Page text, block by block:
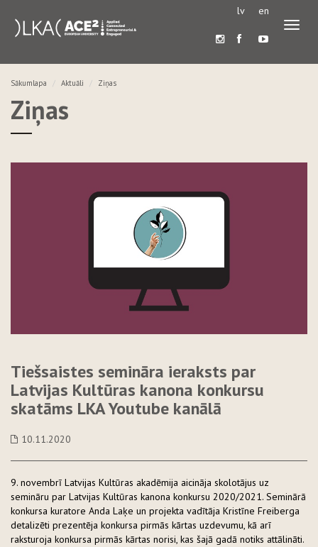
lv en
Sākumlapa Aktuāli Ziņas
Ziņas
Tiešsaistes semināra ieraksts par
Latvijas Kultūras kanona konkursu
skatāms LKA Youtube kanālā
10.11.2020
9. novembrī Latvijas Kultūras akadēmija aicināja skolotājus uz
semināru par Latvijas Kultūras kanona konkursu 2020/2021. Seminārā
konkursa kuratore Anda Laķe un projekta vadītāja Kristīne Freiberga
detalizēti prezentēja konkursa pirmās kārtas uzdevumu, kā arī
raksturoja konkursa pirmās kārtas norisi, kas šajā gadā notiks attālināti.